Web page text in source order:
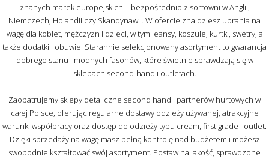
znanych marek europejskich – bezpośrednio z sortowni w Anglii,
Niemczech, Holandii czy Skandynawii. W ofercie znajdziesz ubrania na
wagę dla kobiet, mężczyzn i dzieci, w tym jeansy, koszule, kurtki, swetry, a
także dodatki i obuwie. Starannie selekcjonowany asortyment to gwarancja
dobrego stanu i modnych fasonów, które świetnie sprawdzają się w
sklepach second-hand i outletach.
Zaopatrujemy sklepy detaliczne second hand i partnerów hurtowych w
całej Polsce, oferując regularne dostawy odzieży używanej, atrakcyjne
warunki współpracy oraz dostęp do odzieży typu cream, first grade i outlet.
Dzięki sprzedaży na wagę masz pełną kontrolę nad budżetem i możesz
swobodnie kształtować swój asortyment. Postaw na jakość, sprawdzone